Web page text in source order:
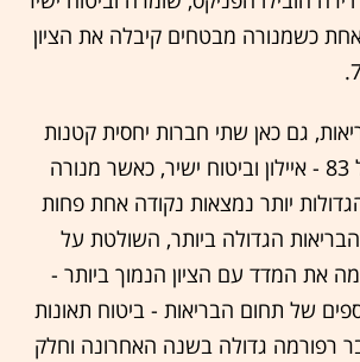
של 87 כל אחת כשמנורה מבטחים קיבלה את הציון
גם כאן שתי חברות יחסית קטנות
מובילות עם ציון של 83 - איילון וביטוח ישיר, כאשר מנורה
יותר נמצאות נקודה אחת פחות
הגדולה ביותר, השולטת על
סיימה את המדד עם הציון הנמוך ביותר -
של תחום הבריאות - ביטוח תאונות
רפורמה גדולה בשנה האחרונה וחלק